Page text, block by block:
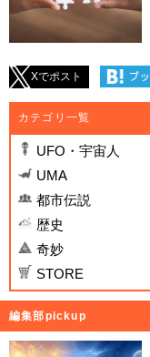
Xでポスト
カテゴリ一覧
UFO・宇宙人
UMA
都市伝説
歴史
奇妙
STORE
編集部pickup